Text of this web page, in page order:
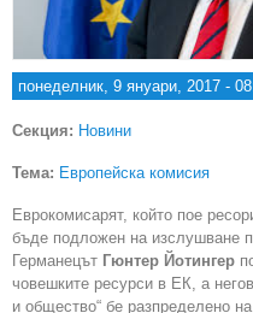
понеделник, 9 януари, 2017 -
Секция: Новини
Тема: Европейска комисия
Еврокомисарят, който пое
бъде подложен на изслушване
Германецът Гюнтер Йотингер
човешките ресурси в ЕК, а
и общество“ бе разпределено